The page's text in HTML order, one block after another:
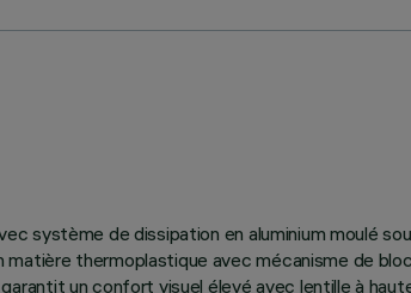
système de dissipation en aluminium moulé
thermoplastique avec mécanisme de
un confort visuel élevé avec lentille à